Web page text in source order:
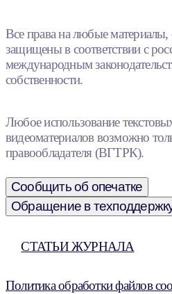
Все права на любые материалы,
защищены в соответствии с
международным
собственности.
Любое использование
видеоматериалов возможно
правообладателя (ВГТРК).
Сообщить об опечатке
Обращение в
СТАТЬИ ЖУРНАЛА
Политика обработки файлов